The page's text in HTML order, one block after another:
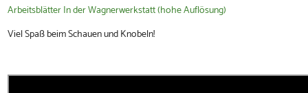
Arbeitsblätter In der Wagnerwerkstatt (hohe Auflösung)
Viel Spaß beim Schauen und Knobeln!